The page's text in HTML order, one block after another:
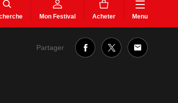
Mon Festival Acheter Menu
Partager